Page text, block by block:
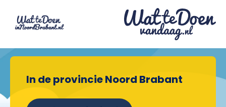
In de provincie Noord Brabant